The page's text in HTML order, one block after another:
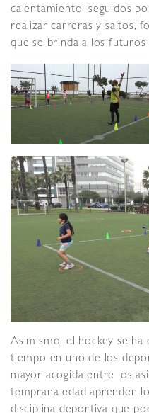
calentamiento, seguidos
realizar carreras y saltos,
que se brinda a los
Asimismo, el hockey se ha
tiempo en uno de los
mayor acogida entre los
temprana edad aprenden
disciplina deportiva que